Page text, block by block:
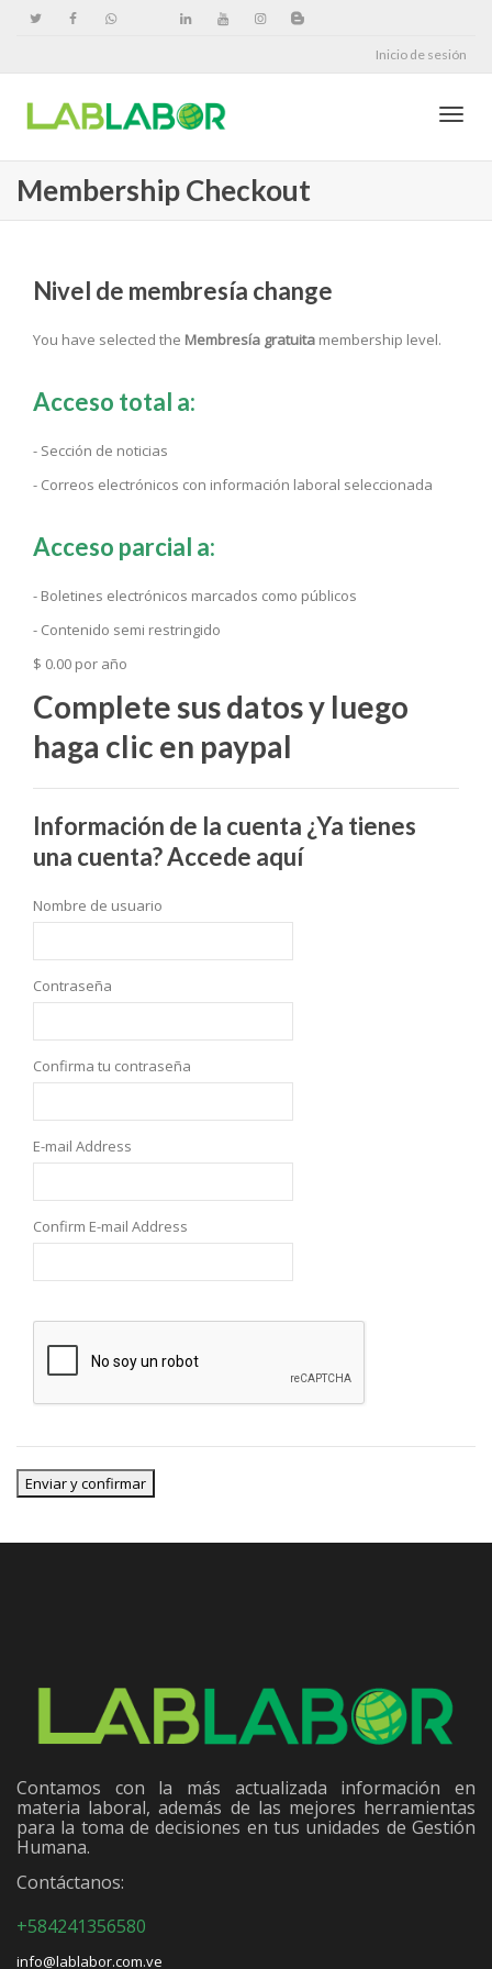
Inicio de sesión
Membership Checkout
Nivel de membresía change
You have selected the Membresía gratuita membership level.
Acceso total a:
- Sección de noticias
- Correos electrónicos con información laboral seleccionada
Acceso parcial a:
- Boletines electrónicos marcados como públicos
- Contenido semi restringido
$ 0.00 por año
Complete sus datos y luego
haga clic en paypal
Información de la cuenta ¿Ya tienes
una cuenta?Accede aquí
Nombre de usuario
Contraseña
Confirma tu contraseña
E-mail Address
Confirm E-mail Address
Contamos con la más actualizada información en
materia laboral, además de las mejores herramientas
para la toma de decisiones en tus unidades de Gestión
Humana.
Contáctanos:
+584241356580
info@lablabor.com.ve